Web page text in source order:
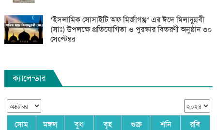
‘ইসলামিক সোসাইটি অফ মির্জাগঞ্জ‘ এর ঈদে মিলাদুন্নবী
(সাঃ) উপলক্ষে প্রতিযোগিতা ও পুরস্কার বিতরণী অনুষ্ঠান ৩০
সেপ্টেম্বর
ক্যালেন্ডার
সোম মঙ্গল বুধ বৃহ শুক্র শনি রবি